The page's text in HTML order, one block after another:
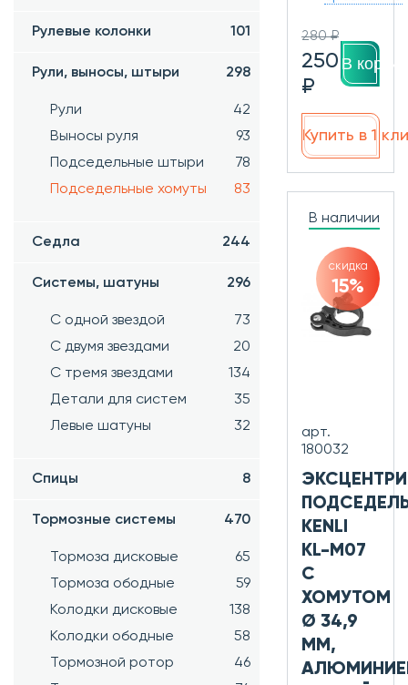
Рулевые колонки 101
Рули, выносы, штыри 298
Рули
42
Выносы руля
93
Подседельные штыри
78
Подседельные хомуты
83
Седла 244
Системы, шатуны 296
С одной звездой
73
С двумя звездами
20
С тремя звездами
134
Детали для систем
35
Левые шатуны
32
Спицы 8
Тормозные системы 470
Тормоза дисковые
65
Тормоза ободные
59
Колодки дисковые
138
Колодки ободные
58
Тормозной ротор
46
280 ₽
250
₽
В
Купить в 1
В наличии
скидка
15%
арт.
180032
KENLI
KL-M07
С
ХОМУТОМ
Ø 34,9
ММ,